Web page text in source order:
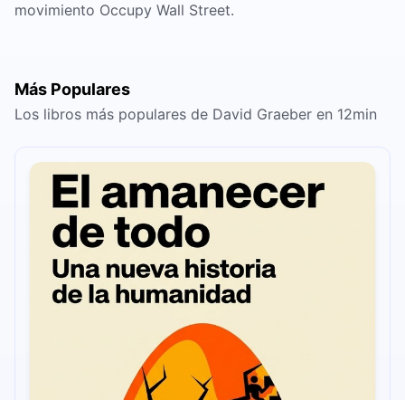
movimiento Occupy Wall Street.
Más Populares
Los libros más populares de David Graeber en 12min